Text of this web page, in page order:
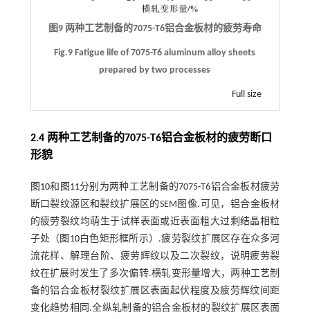
图9 两种工艺制备的7075-T6铝合金板材的疲劳寿命
Fig.9 Fatigue life of 7075-T6 aluminum alloy sheets
prepared by two processes
Full size
2.4 两种工艺制备的7075-T6铝合金板材的疲劳断口
形貌
图10和 图11分别为两种工艺制备的7075-T6铝合金板材疲劳
断口裂纹源区和裂纹扩展区的SEM图像.可见，铝合金板材
的疲劳裂纹均萌生于试样表面或近表面粗大过剩结晶相粒
子处（ 图10白色矩形框所示）.疲劳裂纹扩展区存在众多河
流花样、解理台阶、疲劳辉纹以及二次裂纹，说明疲劳裂
纹在扩展时发生了多次偏转.横轧变形量增大，两种工艺制
备的铝合金板材裂纹扩展区表面起伏程度及疲劳辉纹间距
变化趋势相同.全纵轧制备的铝合金板材的裂纹扩展区表面